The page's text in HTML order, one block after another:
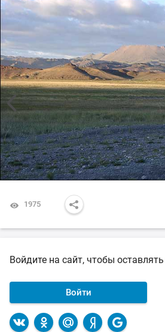
1975
Войдите на сайт, чтобы
Войти